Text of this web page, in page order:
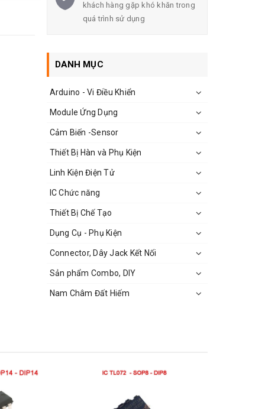
khách hàng gặp khó khăn trong
quá trình sử dụng
DANH MỤC
Arduino - Vi Điều Khiển
Module Ứng Dụng
Cảm Biến -Sensor
Thiết Bị Hàn và Phụ Kiện
Linh Kiện Điện Tử
IC Chức năng
Thiết Bị Chế Tạo
Dụng Cụ - Phụ Kiện
Connector, Dây Jack Kết Nối
Sản phẩm Combo, DIY
Nam Châm Đất Hiếm